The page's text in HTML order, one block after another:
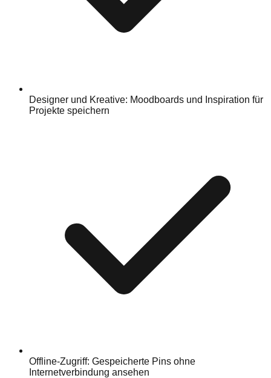
Designer und Kreative: Moodboards und Inspiration für
Projekte speichern
Offline-Zugriff: Gespeicherte Pins ohne
Internetverbindung ansehen